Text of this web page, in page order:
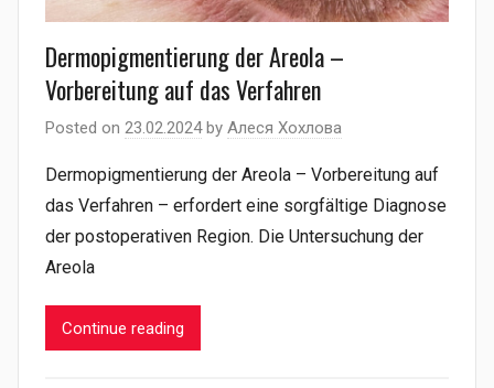
Dermopigmentierung der Areola –
Vorbereitung auf das Verfahren
Posted on 23.02.2024by Алеся Хохлова
Dermopigmentierung der Areola – Vorbereitung auf
das Verfahren – erfordert eine sorgfältige Diagnose
der postoperativen Region. Die Untersuchung der
Areola
Continue reading